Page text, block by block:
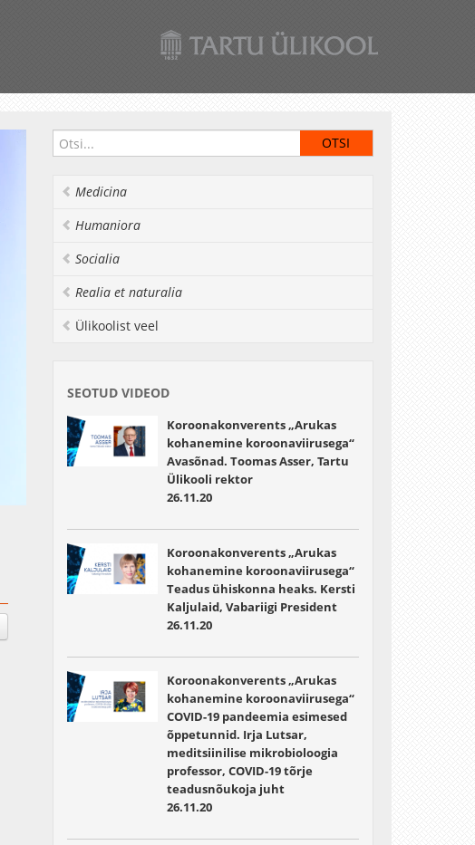
Medicina
Humaniora
Socialia
Realia et naturalia
Ülikoolist veel
SEOTUD VIDEOD
Koroonakonverents „Arukas
kohanemine koroonaviirusega“
Avasõnad. Toomas Asser, Tartu
Ülikooli rektor
26.11.20
Koroonakonverents „Arukas
kohanemine koroonaviirusega“
Teadus ühiskonna heaks. Kersti
Kaljulaid, Vabariigi President
26.11.20
Koroonakonverents „Arukas
kohanemine koroonaviirusega“
COVID-19 pandeemia esimesed
õppetunnid. Irja Lutsar,
meditsiinilise mikrobioloogia
professor, COVID-19 tõrje
teadusnõukoja juht
26.11.20